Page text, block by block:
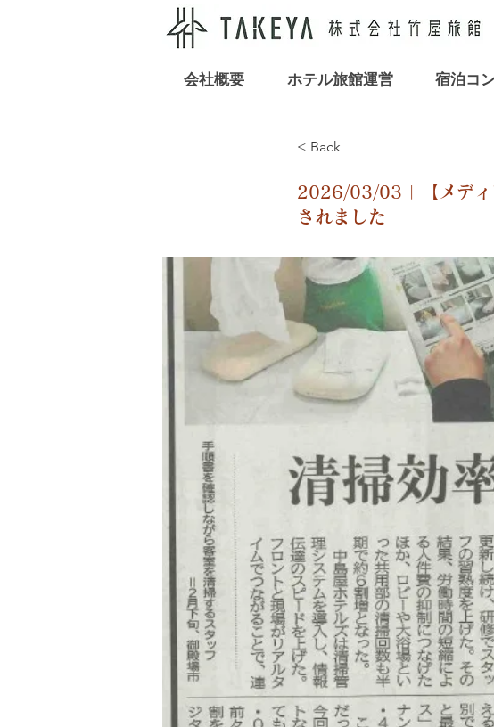
会社概要 ホテル旅館運営 宿泊コ
< Back
2026/03/03 | 【メディ
されました